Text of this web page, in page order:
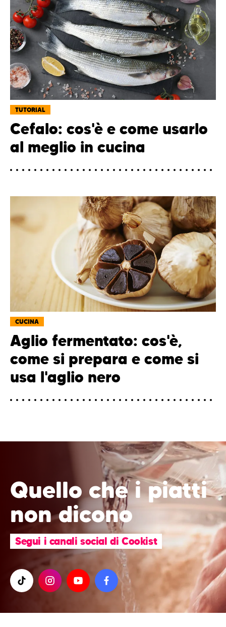
TUTORIAL
Cefalo: cos'è e come usarlo
al meglio in cucina
CUCINA
Aglio fermentato: cos'è,
come si prepara e come si
usa l'aglio nero
Quello che i piatti
non dicono
Segui i canali social di Cookist